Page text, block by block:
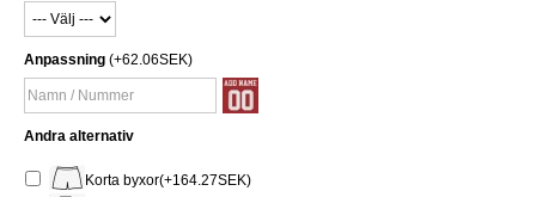
Anpassning (+62.06SEK)
Andra alternativ
Korta byxor(+164.27SEK)